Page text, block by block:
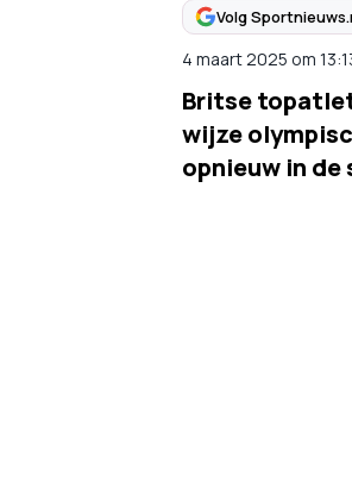
Volg
4 maart 2025 om
Britse
wijze
opnieuw in